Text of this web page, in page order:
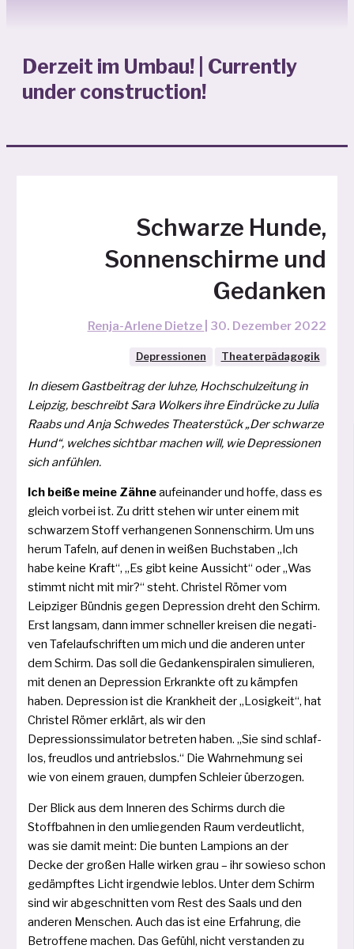
Derzeit im Umbau! | Currently
under construction!
Schwarze Hunde,
Sonnenschirme und
Gedanken
Renja-Arlene Dietze 30. Dezember 2022
Depressionen Theaterpädagogik
In die­sem Gastbeitrag der luh­ze, Hochschulzeitung in
Leipzig, beschreibt Sara Wolkers ihre Eindrücke zu Julia
Raabs und Anja Schwedes Theaterstück „Der schwar­ze
Hund“, wel­ches sicht­bar machen will, wie Depressionen
sich anfühlen.
Ich bei­ße mei­ne Zähneauf­ein­an­der und hof­fe, dass es
gleich vor­bei ist. Zu dritt ste­hen wir unter einem mit
schwar­zem Stoff verhan­genen Sonnenschirm. Um uns
her­um Tafeln, auf denen in wei­ßen Buchstaben „Ich
habe kei­ne Kraft“, „Es gibt kei­ne Aussicht“ oder „Was
stimmt nicht mit mir?“ steht. Christel Römer vom
Leipziger Bündnis gegen Depression dreht den Schirm.
Erst lang­sam, dann immer schnel­ler krei­sen die nega­ti­
ven Tafelaufschriften um mich und die ande­ren unter
dem Schirm. Das soll die Gedankenspiralen simu­lie­ren,
mit denen an Depression Erkrankte oft zu kämp­fen
haben. Depression ist die Krankheit der „Losigkeit“, hat
Christel Römer erklärt, als wir den
Depressionssimulator betre­ten haben. „Sie sind schlaf­
los, freud­los und antriebs­los.“ Die Wahrnehmung sei
wie von einem grau­en, dump­fen Schleier überzogen.
Der Blick aus dem Inneren des Schirms durch die
Stoffbahnen in den umlie­gen­den Raum ver­deut­licht,
was sie damit meint: Die bun­ten Lampions an der
Decke der gro­ßen Halle wir­ken grau – ihr sowie­so schon
gedämpf­tes Licht irgend­wie leb­los. Unter dem Schirm
sind wir abge­schnit­ten vom Rest des Saals und den
ande­ren Menschen. Auch das ist eine Erfah­rung, die
Betroffene machen. Das Gefühl, nicht ver­stan­den zu